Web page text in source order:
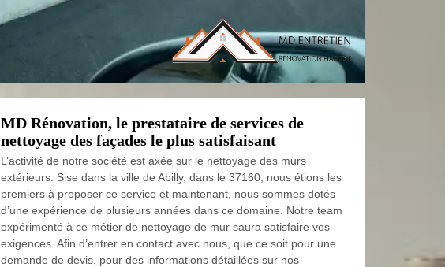
MD Rénovation, le prestataire de services de
nettoyage des façades le plus satisfaisant
L’activité de notre société est axée sur le nettoyage des murs
extérieurs. Sise dans la ville de Abilly, dans le 37160, nous étions les
premiers à proposer ce service et maintenant, nous sommes dotés
d’une expérience de plusieurs années dans ce domaine. Notre team
expérimenté à ce métier de nettoyage de mur saura satisfaire vos
exigences. Afin d’entrer en contact avec nous, que ce soit pour une
demande de devis, pour des informations détaillées sur nos